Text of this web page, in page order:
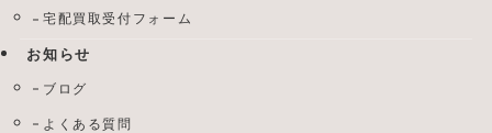
宅配買取受付フォーム
お知らせ
ブログ
よくある質問